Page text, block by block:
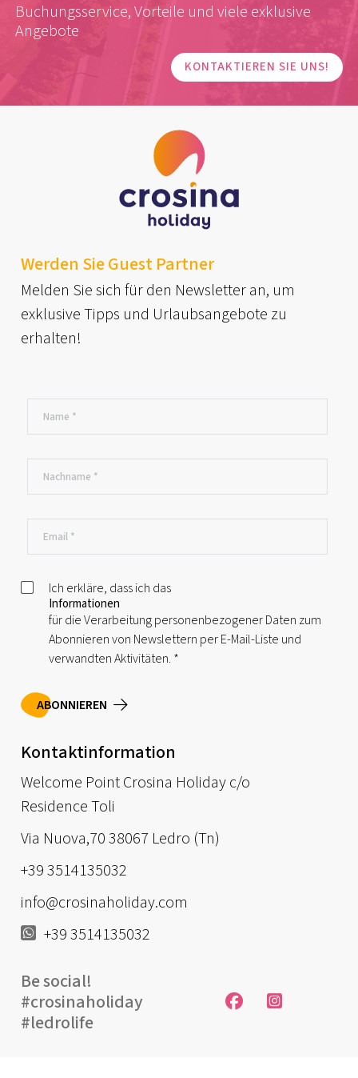
Buchungsservice, Vorteile und viele exklusive
Angebote
KONTAKTIEREN SIE UNS!
Werden Sie Guest Partner
Melden Sie sich für den Newsletter an, um
exklusive Tipps und Urlaubsangebote zu
erhalten!
Ich erkläre, dass ich das
Informationen
für die Verarbeitung personenbezogener Daten zum
Abonnieren von Newslettern per E-Mail-Liste und
verwandten Aktivitäten. *
ABONNIEREN
Kontaktinformation
Welcome Point Crosina Holiday c/o
Residence Toli
Via Nuova,70 38067 Ledro (Tn)
+39 3514135032
info@crosinaholiday.com
+39 3514135032
Be social!
#crosinaholiday
#ledrolife